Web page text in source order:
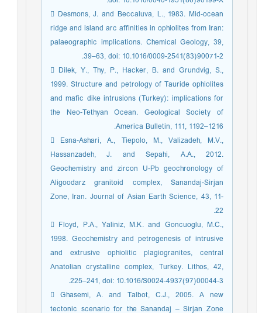
 Desmons, J. and Beccaluva, L., 1983. Mid-ocean
ridge and island arc affinities in ophiolites from Iran:
palaeographic implications. Chemical Geology, 39,
39–63, doi: 10.1016/0009-2541(83)90071-2.
 Dilek, Y., Thy, P., Hacker, B. and Grundvig, S.,
1999. Structure and petrology of Tauride ophiolites
and mafic dike intrusions (Turkey): implications for
the Neo-Tethyan Ocean. Geological Society of
America Bulletin, 111, 1192–1216.
 Esna-Ashari, A., Tiepolo, M., Valizadeh, M.V.,
Hassanzadeh, J. and Sepahi, A.A., 2012.
Geochemistry and zircon U-Pb geochronology of
Aligoodarz granitoid complex, Sanandaj-Sirjan
Zone, Iran. Journal of Asian Earth Science, 43, 11-
22.
 Floyd, P.A., Yaliniz, M.K. and Goncuoglu, M.C.,
1998. Geochemistry and petrogenesis of intrusive
and extrusive ophiolitic plagiogranites, central
Anatolian crystalline complex, Turkey. Lithos, 42,
225–241, doi: 10.1016/S0024-4937(97)00044-3.
 Ghasemi, A. and Talbot, C.J., 2005. A new
tectonic scenario for the Sanandaj – Sirjan Zone